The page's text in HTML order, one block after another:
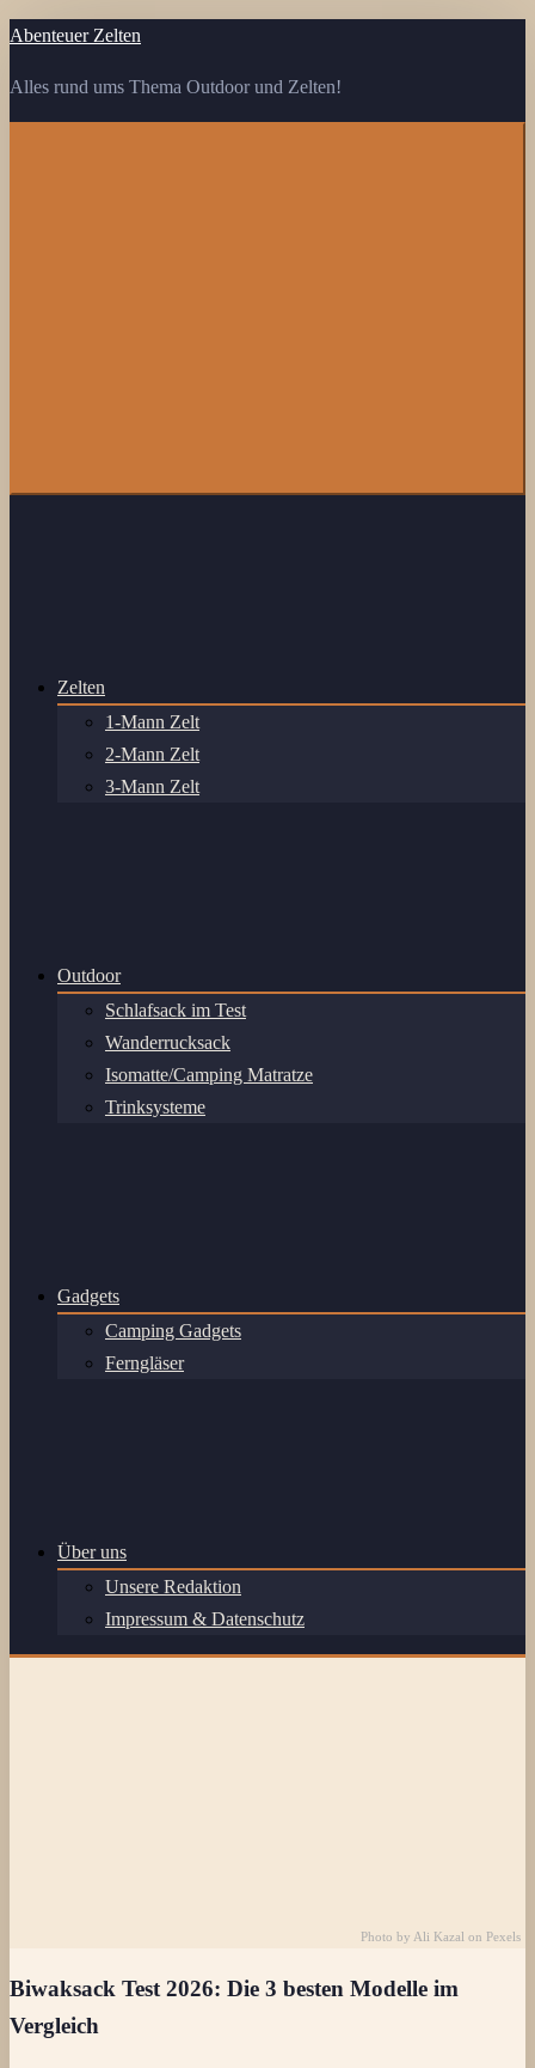
Zum
springen
Abenteuer Zelten
Alles rund ums Thema Outdoor und Zelten!
Zelten
1-Mann Zelt
2-Mann Zelt
3-Mann Zelt
Outdoor
Schlafsack im Test
Wanderrucksack
Isomatte/Camping Matratze
Trinksysteme
Gadgets
Camping Gadgets
Ferngläser
Über uns
Unsere Redaktion
Impressum & Datenschutz
Photo by Ali Kazal on Pexels
Biwaksack Test 2026: Die 3 besten Modelle im
Vergleich